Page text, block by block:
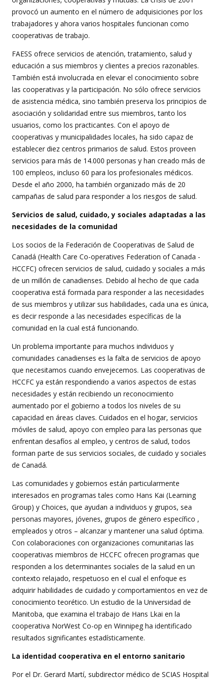
provocó un aumento en el número de adquisiciones por los
trabajadores y ahora varios hospitales funcionan como
cooperativas de trabajo.
FAESS ofrece servicios de atención, tratamiento, salud y
educación a sus miembros y clientes a precios razonables.
También está involucrada en elevar el conocimiento sobre
las cooperativas y la participación. No sólo ofrece servicios
de asistencia médica, sino también preserva los principios de
asociación y solidaridad entre sus miembros, tanto los
usuarios, como los practicantes. Con el apoyo de
cooperativas y municipalidades locales, ha sido capaz de
establecer diez centros primarios de salud. Estos proveen
servicios para más de 14.000 personas y han creado más de
100 empleos, incluso 60 para los profesionales médicos.
Desde el año 2000, ha también organizado más de 20
campañas de salud para responder a los riesgos de salud.
Servicios de salud, cuidado, y sociales adaptadas a las
necesidades de la comunidad
Los socios de la Federación de Cooperativas de Salud de
Canadá (Health Care Co-operatives Federation of Canada -
HCCFC) ofrecen servicios de salud, cuidado y sociales a más
de un millón de canadienses. Debido al hecho de que cada
cooperativa está formada para responder a las necesidades
de sus miembros y utilizar sus habilidades, cada una es única,
es decir responde a las necesidades específicas de la
comunidad en la cual está funcionando.
Un problema importante para muchos individuos y
comunidades canadienses es la falta de servicios de apoyo
que necesitamos cuando envejecemos. Las cooperativas de
HCCFC ya están respondiendo a varios aspectos de estas
necesidades y están recibiendo un reconocimiento
aumentado por el gobierno a todos los niveles de su
capacidad en áreas claves. Cuidados en el hogar, servicios
móviles de salud, apoyo con empleo para las personas que
enfrentan desafíos al empleo, y centros de salud, todos
forman parte de sus servicios sociales, de cuidado y sociales
de Canadá.
Las comunidades y gobiernos están particularmente
interesados en programas tales como Hans Kai (Learning
Group) y Choices, que ayudan a individuos y grupos, sea
personas mayores, jóvenes, grupos de género específico ,
empleados y otros – alcanzar y mantener una salud óptima.
Con colaboraciones con organizaciones comunitarias las
cooperativas miembros de HCCFC ofrecen programas que
responden a los determinantes sociales de la salud en un
contexto relajado, respetuoso en el cual el enfoque es
adquirir habilidades de cuidado y comportamientos en vez de
conocimiento teorético. Un estudio de la Universidad de
Manitoba, que examina el trabajo de Hans Lkai en la
cooperativa NorWest Co-op en Winnipeg ha identificado
resultados significantes estadísticamente.
La identidad cooperativa en el entorno sanitario
Por el Dr. Gerard Martí, subdirector médico de SCIAS Hospital